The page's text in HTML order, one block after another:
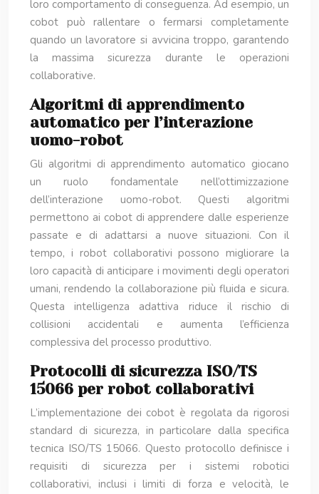
loro comportamento di conseguenza. Ad esempio, un
cobot può rallentare o fermarsi completamente
quando un lavoratore si avvicina troppo, garantendo
la massima sicurezza durante le operazioni
collaborative.
Algoritmi di apprendimento
automatico per l’interazione
uomo-robot
Gli algoritmi di apprendimento automatico giocano
un ruolo fondamentale nell’ottimizzazione
dell’interazione uomo-robot. Questi algoritmi
permettono ai cobot di apprendere dalle esperienze
passate e di adattarsi a nuove situazioni. Con il
tempo, i robot collaborativi possono migliorare la
loro capacità di anticipare i movimenti degli operatori
umani, rendendo la collaborazione più fluida e sicura.
Questa intelligenza adattiva riduce il rischio di
collisioni accidentali e aumenta l’efficienza
complessiva del processo produttivo.
Protocolli di sicurezza ISO/TS
15066 per robot collaborativi
L’implementazione dei cobot è regolata da rigorosi
standard di sicurezza, in particolare dalla specifica
tecnica ISO/TS 15066. Questo protocollo definisce i
requisiti di sicurezza per i sistemi robotici
collaborativi, inclusi i limiti di forza e velocità, le